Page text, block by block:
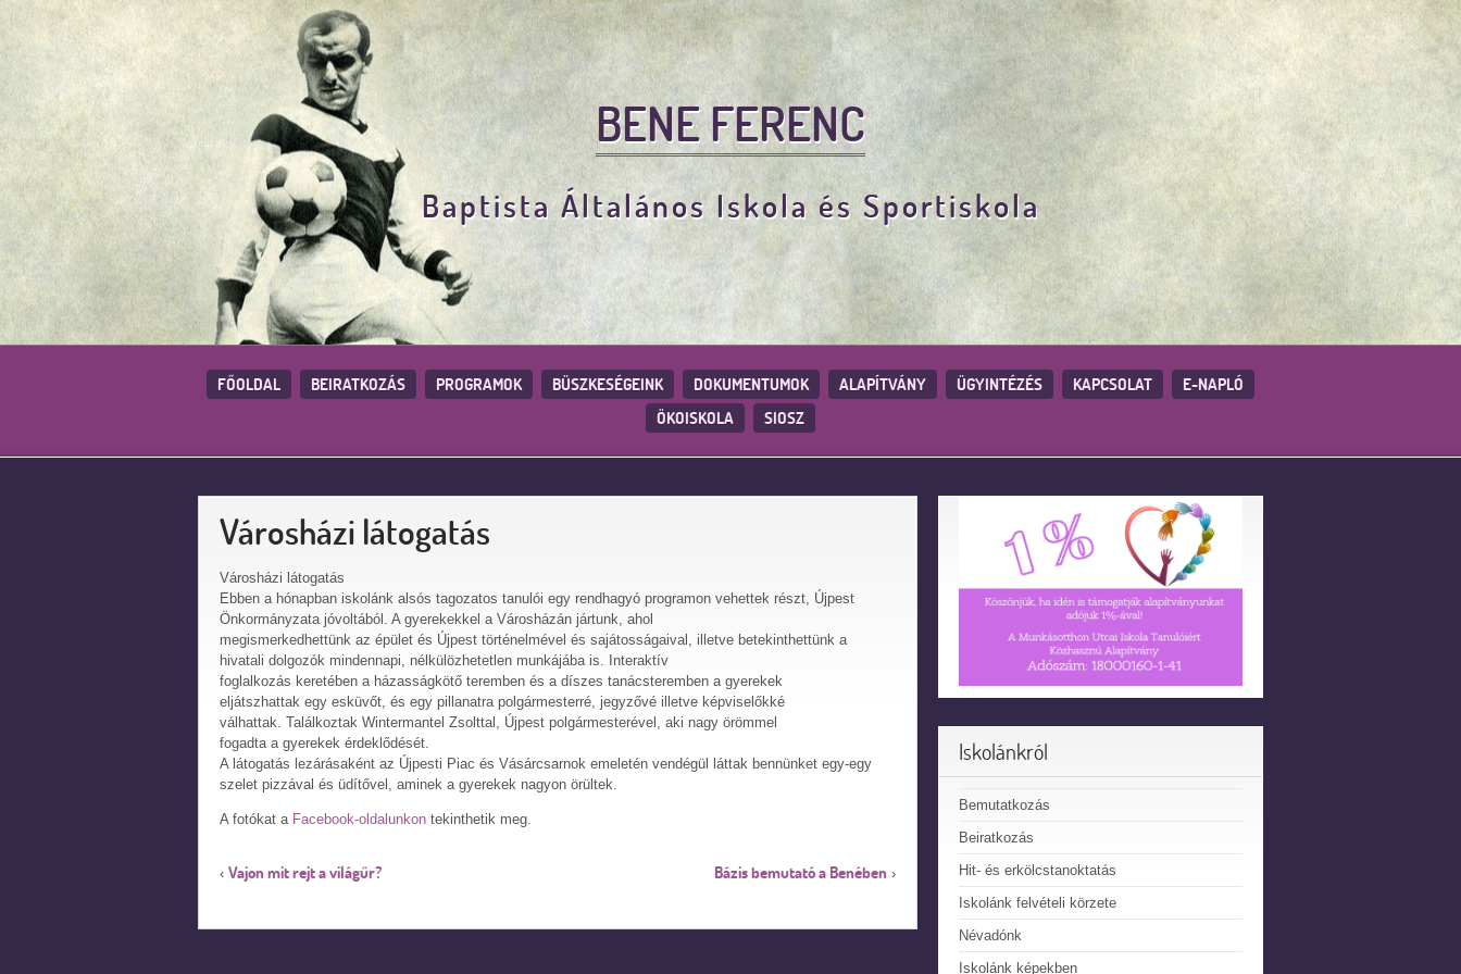
BENE FERENC
Baptista Általános Iskola és Sportiskola
FŐOLDAL BEIRATKOZÁS PROGRAMOK BÜSZKESÉGEINK DOKUMENTUMOK ALAPÍTVÁNY ÜGYINTÉZÉS KAPCSOLAT
E-NAPLÓ
ÖKOISKOLA
SIOSZ
Városházi látogatás
Városházi látogatás
Ebben a hónapban iskolánk alsós tagozatos tanulói egy rendhagyó programon vehettek részt, Újpest
Önkormányzata jóvoltából. A gyerekekkel a Városházán jártunk, ahol
megismerkedhettünk az épület és Újpest történelmével és sajátosságaival, illetve betekinthettünk a
hivatali dolgozók mindennapi, nélkülözhetetlen munkájába is. Interaktív
foglalkozás keretében a házasságkötő teremben és a díszes tanácsteremben a gyerekek
eljátszhattak egy esküvőt, és egy pillanatra polgármesterré, jegyzővé illetve képviselőkké
válhattak. Találkoztak Wintermantel Zsolttal, Újpest polgármesterével, aki nagy örömmel
fogadta a gyerekek érdeklődését.
A látogatás lezárásaként az Újpesti Piac és Vásárcsarnok emeletén vendégül láttak bennünket egy-egy
szelet pizzával és üdítővel, aminek a gyerekek nagyon örültek.
A fotókat a Facebook-oldalunkon tekinthetik meg.
‹ Vajon mit rejt a világűr? Bázis bemutató a Benében›
Iskolánkról
Bemutatkozás
Beiratkozás
Hit- és erkölcstanoktatás
Iskolánk felvételi körzete
Névadónk
Iskolánk képekben